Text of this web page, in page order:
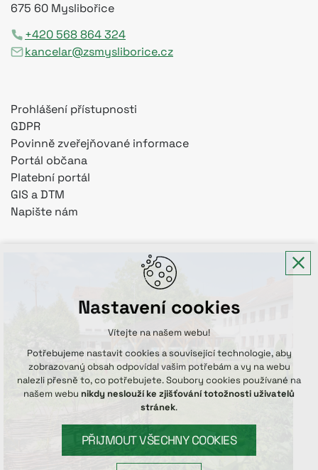
675 60 Myslibořice
+420 568 864 324
kancelar@zsmysliborice.cz
Prohlášení přístupnosti
GDPR
Povinně zveřejňované informace
Portál občana
Platební portál
GIS a DTM
Napište nám
Nastavení cookies
Vítejte na našem webu!
Potřebujeme nastavit cookies a související technologie, aby
zobrazovaný obsah odpovídal vašim potřebám a vy na webu
nalezli přesně to, co potřebujete. Soubory cookies používané na
našem webu nikdy neslouží ke zjišťování totožnosti uživatelů
stránek.
PŘIJMOUT VŠECHNY COOKIES